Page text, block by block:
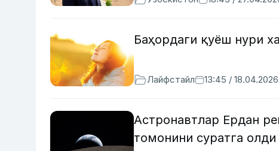
Баҳордаги қуёш нури
Лайфстайл 13:45 / 18.04.2026
Астронавтлар Ердан
томонини суратга